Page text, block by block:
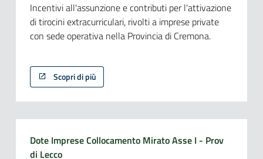
Incentivi all'assunzione e contributi per l'attivazione
di tirocini extracurriculari, rivolti a imprese private
con sede operativa nella Provincia di Cremona.
Scopri di più
Dote Imprese Collocamento Mirato Asse I - Prov
di Lecco